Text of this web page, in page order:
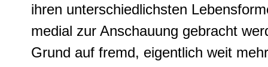
ihren unterschiedlichsten
medial zur Anschauung gebracht
Grund auf fremd, eigentlich weit